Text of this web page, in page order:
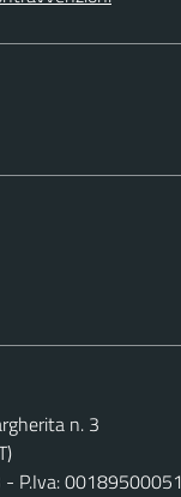
n. 3
P.Iva: 00189500051